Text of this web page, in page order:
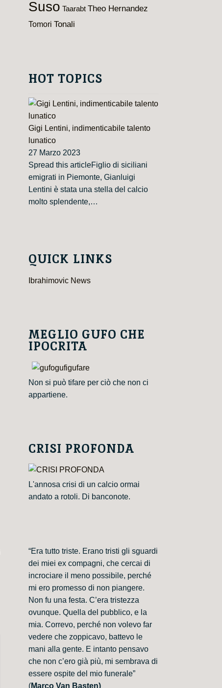
Suso Taarabt Theo Hernandez
Tomori Tonali
HOT TOPICS
Gigi Lentini, indimenticabile talento
lunatico
27 Marzo 2023
Spread this articleFiglio di siciliani
emigrati in Piemonte, Gianluigi
Lentini è stata una stella del calcio
molto splendente,…
QUICK LINKS
Ibrahimovic News
MEGLIO GUFO CHE
IPOCRITA
Non si può tifare per ciò che non ci
appartiene.
CRISI PROFONDA
L'annosa crisi di un calcio ormai
andato a rotoli. Di banconote.
“Era tutto triste. Erano tristi gli sguardi
dei miei ex compagni, che cercai di
incrociare il meno possibile, perché
mi ero promesso di non piangere.
Non fu una festa. C’era tristezza
ovunque. Quella del pubblico, e la
mia. Correvo, perché non volevo far
vedere che zoppicavo, battevo le
mani alla gente. E intanto pensavo
che non c’ero già più, mi sembrava di
essere ospite del mio funerale”
(Marco Van Basten)